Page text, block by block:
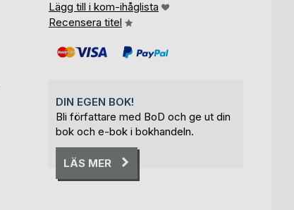
Lägg till i kom-ihåglista
Recensera titel
DIN EGEN BOK!
Bli författare med BoD och ge ut din
bok och e-bok i bokhandeln.
LÄS MER